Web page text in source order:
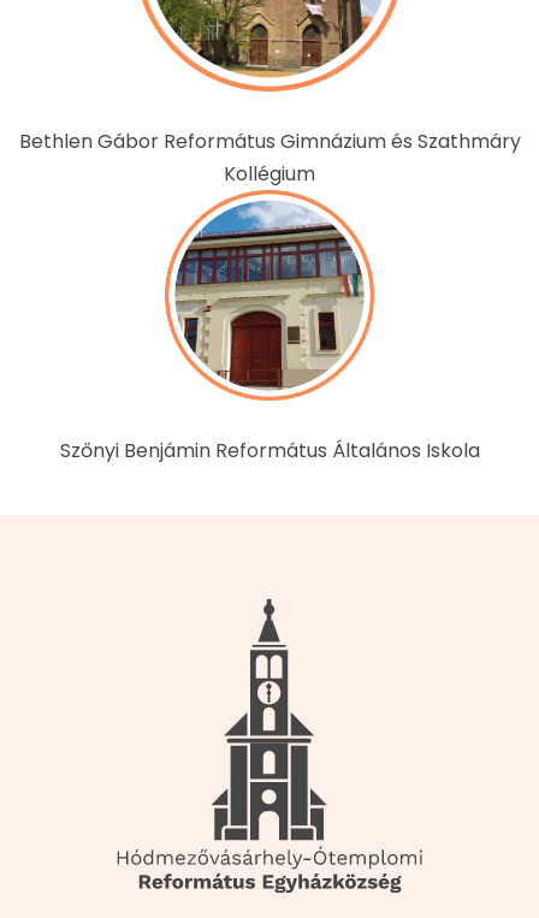
Bethlen Gábor Református Gimnázium és Szathmáry
Kollégium
Szőnyi Benjámin Református Általános Iskola